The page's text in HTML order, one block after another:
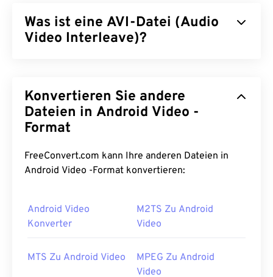
Was ist eine AVI-Datei (Audio
Video Interleave)?
Nachfolger desResource Interchange File Format
(RIFF). Mithilfe von Drittanbieterprogrammen
unterstützt AVI Kapitel, Untertitel, Menüs,
Wie öffnet man eine AVI-Datei?
kostenlosenAVI-Viewer
an. Eine andere
Möglichkeit zum Anzeigen einer AVI-Datei besteht
kompatiblen Version des
Microsoft Windows Media
Konvertieren Sie andere
Dateien in Android Video -
Format
FreeConvert.com kann Ihre anderen Dateien in
Android Video -Format konvertieren:
Android Video
Konverter
M2TS Zu Android
Video
MTS Zu Android Video
MPEG Zu Android
Video